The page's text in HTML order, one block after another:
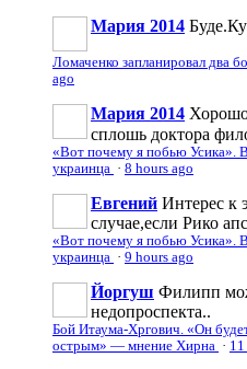
Мария 2014
Ломаченко запланировал два
ago
Мария 2014
сплошь доктора
«Вот почему я побью Усика».
украинца · 8 hours ago
Евгений Интерес к
случае,если Рико
«Вот почему я побью Усика».
украинца · 9 hours ago
Йоргуш Филипп
недопроспекта..
Бой Итаума-Хргович. «Он
острым» — мнение Хирна ·